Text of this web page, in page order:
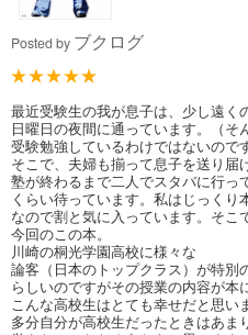
Posted by ブクログ
最近受験生の我が息子は、少し遠く
日曜日の夜間に通っています。（そ
受験勉強しているわけではないので
そこで、夫婦も揃って息子を送り届
塾が終わるまで二人でスタバに行っ
くらい待っています。私はじっくり
なので割と気に入っています。そこ
今回のこの本。
川崎の桐光学園高校に様々な
論客（日本のトップクラス）が特別
らしいのですがその授業の内容が本
こんな高校生はとても幸せだと思い
多分自分が高校生だったときはあま